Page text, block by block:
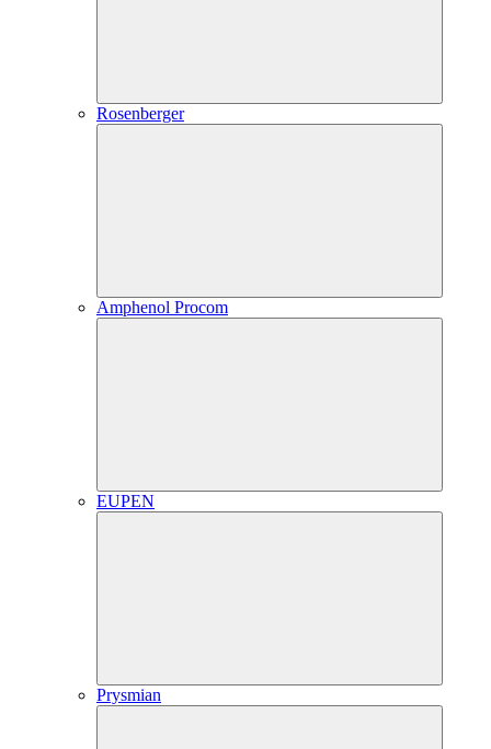
Rosenberger
Amphenol Procom
EUPEN
Prysmian